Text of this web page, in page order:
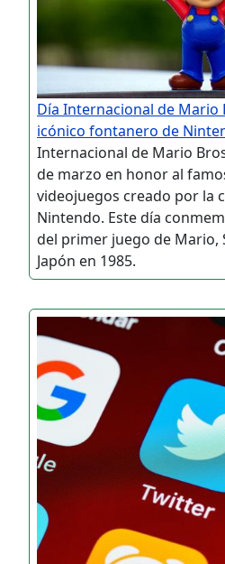
Día Internacional de Mario
icónico fontanero de
Internacional de Mario
de marzo en honor al
videojuegos creado por la
Nintendo. Este día
del primer juego de Mario,
Japón en 1985.